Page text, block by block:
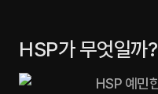
HSP가 무엇일까